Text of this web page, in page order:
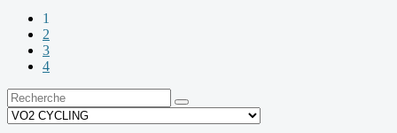
1
2
3
4